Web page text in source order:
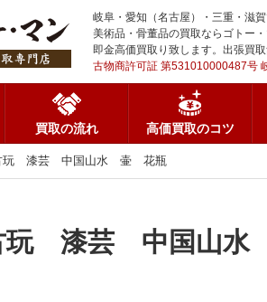
岐阜・愛知（名古屋）・三重・滋
美術品・骨董品の買取ならゴトー・
即金高価買取り致します。出張買取
古物商許可証 第531010000487号
買取の流れ 高価買取のコツ
玩 漆芸 中国山水 壷 花瓶
玩 漆芸 中国山